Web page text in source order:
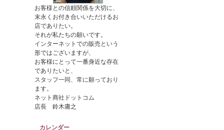
お客様との信頼関係を大切に、
末永くお付き合いいただけるお
店でありたい。
それが私たちの願いです。
インターネットでの販売という
形ではございますが、
お客様にとって一番身近な存在
でありたいと、
スタッフ一同、常に願っており
ます。
ネット商社ドットコム
店長 鈴木庸之
カレンダー